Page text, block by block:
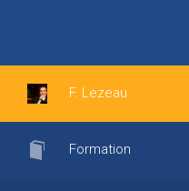
F. Lezeau
Formation